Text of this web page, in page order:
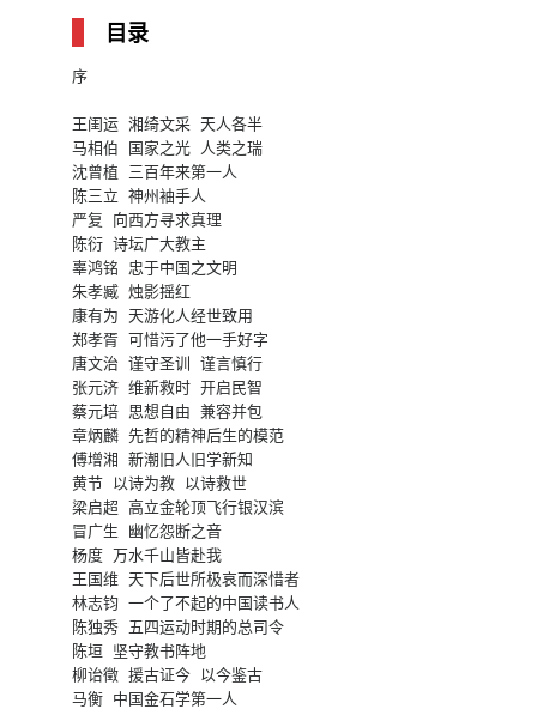
目录
序
王闺运 湘绮文采 天人各半
马相伯 国家之光 人类之瑞
沈曾植 三百年来第一人
陈三立 神州袖手人
严复 向西方寻求真理
陈衍 诗坛广大教主
辜鸿铭 忠于中国之文明
朱孝臧 烛影摇红
康有为 天游化人经世致用
郑孝胥 可惜污了他一手好字
唐文治 谨守圣训 谨言慎行
张元济 维新救时 开启民智
蔡元培 思想自由 兼容并包
章炳麟 先哲的精神后生的模范
傅增湘 新潮旧人旧学新知
黄节 以诗为教 以诗救世
梁启超 高立金轮顶飞行银汉滨
冒广生 幽忆怨断之音
杨度 万水千山皆赴我
王国维 天下后世所极哀而深惜者
林志钧 一个了不起的中国读书人
陈独秀 五四运动时期的总司令
陈垣 坚守教书阵地
柳诒徵 援古证今 以今鉴古
马衡 中国金石学第一人